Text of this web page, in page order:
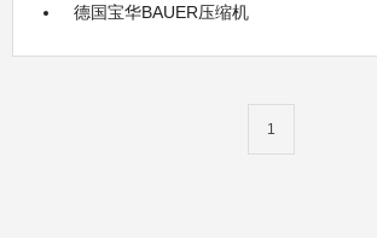
德国宝华BAUER压缩机
1